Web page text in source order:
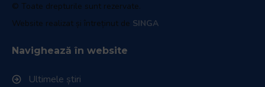
© Toate drepturile sunt rezervate.
Website realizat și întreținut de SINGA
Navighează în website
Ultimele știri